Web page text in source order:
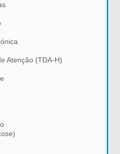
Atenção (TDA-H)